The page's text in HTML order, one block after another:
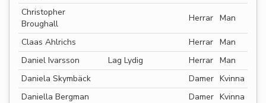
Christopher
Broughall
Herrar Man
Claas Ahlrichs Herrar Man
Daniel Ivarsson
Lag Lydig Herrar Man
Daniela Skymbäck
Damer Kvinna
Daniella Bergman
Damer Kvinna